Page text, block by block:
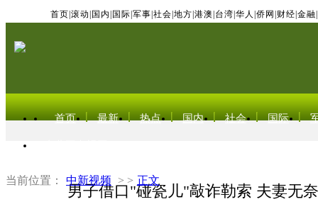
首页 滚动 国内 国际 军事 社会 地方 港澳 台湾 华人 侨网 财经 金融
首页 最新 热点 国内 社会 国际
当前位置： 中新视频 > > 正文
男子借口"碰瓷儿"敲诈勒索 夫妻无